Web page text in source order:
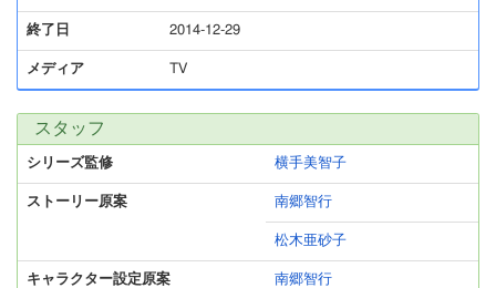
終了日 2014-12-29
メディア TV
スタッフ
シリーズ監修 横手美智子
ストーリー原案 南郷智行
松木亜砂子
キャラクター設定原案 南郷智行